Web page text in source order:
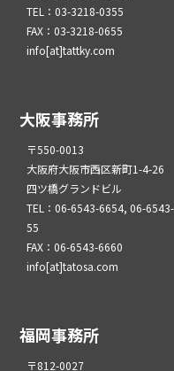
TEL：03-3218-0355
FAX：03-3218-0655
info[at]tattky.com
大阪事務所
〒550-0013
大阪府大阪市西区新町1-4-26
四ツ橋グランドビル
TEL：06-6543-6654, 06-
55
FAX：06-6543-6660
info[at]tatosa.com
福岡事務所
〒812-0027